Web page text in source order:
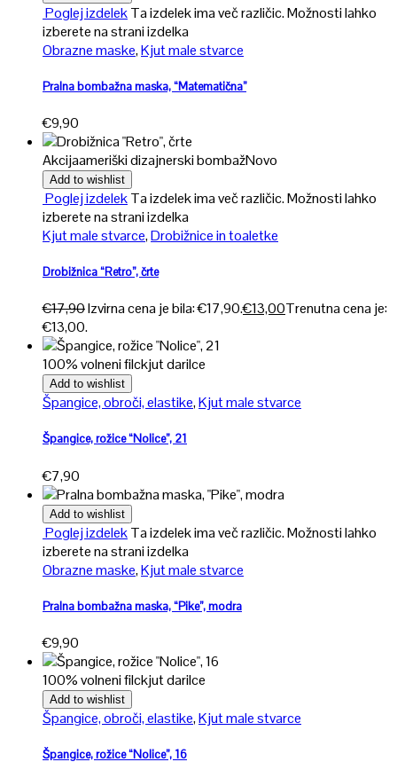
Poglej izdelekTa izdelek ima več različic. Možnosti lahko
izberete na strani izdelka
Obrazne maske,Kjut male stvarce
Pralna bombažna maska, “Matematična”
€9,90
Akcijaameriški dizajnerski bombažNovo
Add to wishlist
Poglej izdelekTa izdelek ima več različic. Možnosti lahko
izberete na strani izdelka
Kjut male stvarce,Drobižnice in toaletke
Drobižnica “Retro”, črte
€17,90Izvirna cena je bila: €17,90.€13,00Trenutna cena je:
€13,00.
100% volneni filckjut darilce
Add to wishlist
Špangice, obroči, elastike,Kjut male stvarce
Špangice, rožice “Nolice”, 21
€7,90
Add to wishlist
Poglej izdelekTa izdelek ima več različic. Možnosti lahko
izberete na strani izdelka
Obrazne maske,Kjut male stvarce
Pralna bombažna maska, “Pike”, modra
€9,90
100% volneni filckjut darilce
Add to wishlist
Špangice, obroči, elastike,Kjut male stvarce
Špangice, rožice “Nolice”, 16